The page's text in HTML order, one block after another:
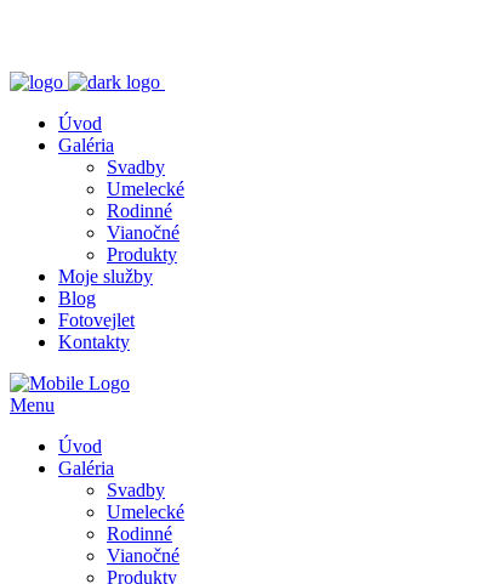
Úvod
Galéria
Svadby
Umelecké
Rodinné
Vianočné
Produkty
Moje služby
Blog
Fotovejlet
Kontakty
Menu
Úvod
Galéria
Svadby
Umelecké
Rodinné
Vianočné
Produkty